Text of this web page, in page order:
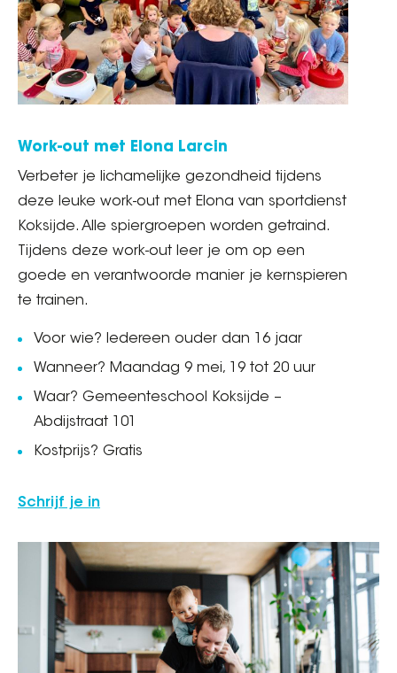
Work-out met Elona Larcin
Verbeter je lichamelijke gezondheid tijdens
deze leuke work-out met Elona van sportdienst
Koksijde. Alle spiergroepen worden getraind.
Tijdens deze work-out leer je om op een
goede en verantwoorde manier je kernspieren
te trainen.
Voor wie? Iedereen ouder dan 16 jaar
Wanneer? Maandag 9 mei, 19 tot 20 uur
Waar? Gemeenteschool Koksijde –
Abdijstraat 101
Kostprijs? Gratis
Schrijf je in